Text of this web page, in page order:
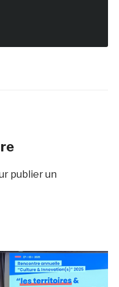
publier un